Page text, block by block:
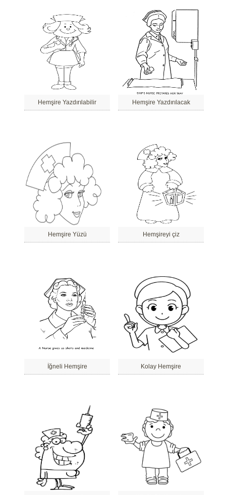
Hemşire Yazdırılabilir Hemşire Yazdırılacak
Hemşire Yüzü Hemşireyi çiz
İğneli Hemşire Kolay Hemşire